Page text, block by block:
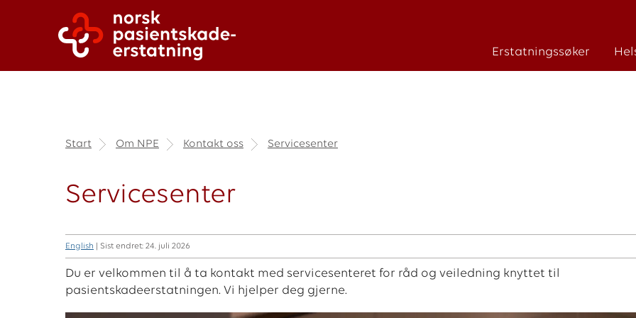
Erstatningssøker
Start Om NPE Kontakt oss Servicesenter
Servicesenter
English | Sist endret: 24. juli 2026
Du er velkommen til å ta kontakt med servicesenteret for råd og veiledning knyttet til
pasientskadeerstatningen. Vi hjelper deg gjerne.